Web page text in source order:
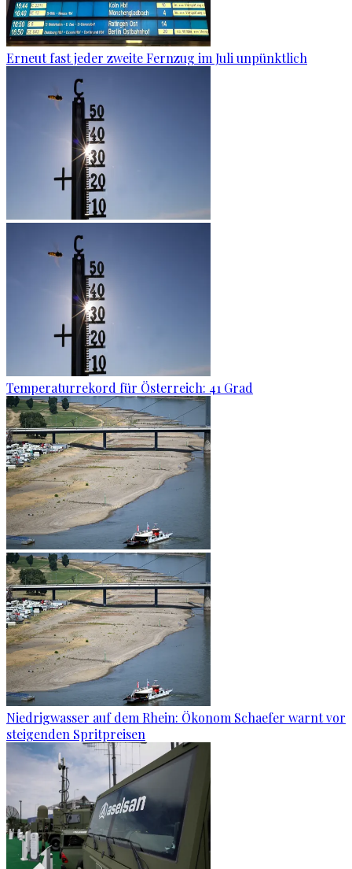
Erneut fast jeder zweite Fernzug im Juli unpünktlich
Temperaturrekord für Österreich: 41 Grad
Niedrigwasser auf dem Rhein: Ökonom Schaefer warnt vor
steigenden Spritpreisen